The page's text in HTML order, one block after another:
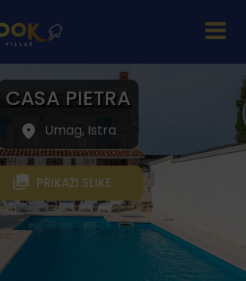
CASA PIETRA
Umag, Istra
PRIKAŽI SLIKE